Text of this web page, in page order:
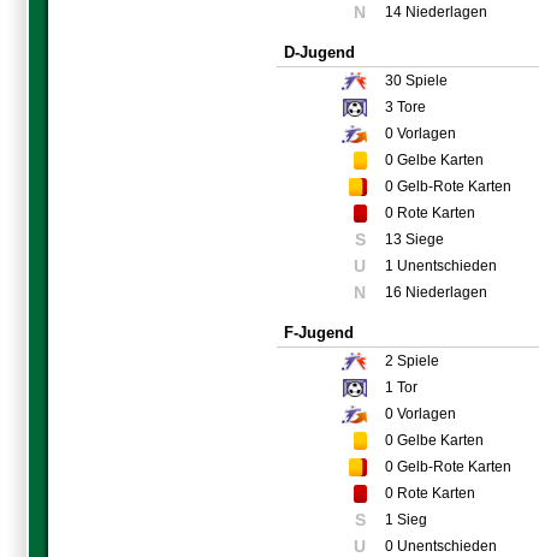
N 14 Niederlagen
D-Jugend
30 Spiele
3 Tore
0 Vorlagen
0 Gelbe Karten
0 Gelb-Rote Karten
0 Rote Karten
S 13 Siege
U 1 Unentschieden
N 16 Niederlagen
F-Jugend
2 Spiele
1 Tor
0 Vorlagen
0 Gelbe Karten
0 Gelb-Rote Karten
0 Rote Karten
S 1 Sieg
U 0 Unentschieden